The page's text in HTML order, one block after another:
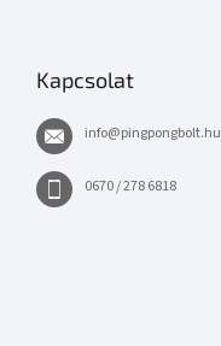
Kapcsolat
info@pingpongbolt.hu
0670 / 278 6818